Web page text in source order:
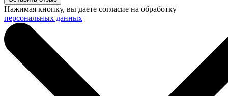
Нажимая кнопку, вы даете согласие на обработку
персональных данных